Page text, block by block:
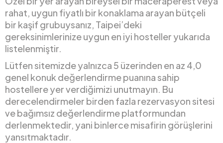
rahat, uygun fiyatlı bir konaklama arayan bütçeli
bir kaşif grubuysanız, Taipei’deki
gereksinimlerinize uygun en iyi hosteller yukarıda
listelenmiştir.
Lütfen sitemizde yalnızca 5 üzerinden en az 4,0
genel konuk değerlendirme puanına sahip
hostellere yer verdiğimizi unutmayın. Bu
derecelendirmeler birden fazla rezervasyon sitesi
ve bağımsız değerlendirme platformundan
derlenmektedir, yani binlerce misafirin görüşlerini
yansıtmaktadır.